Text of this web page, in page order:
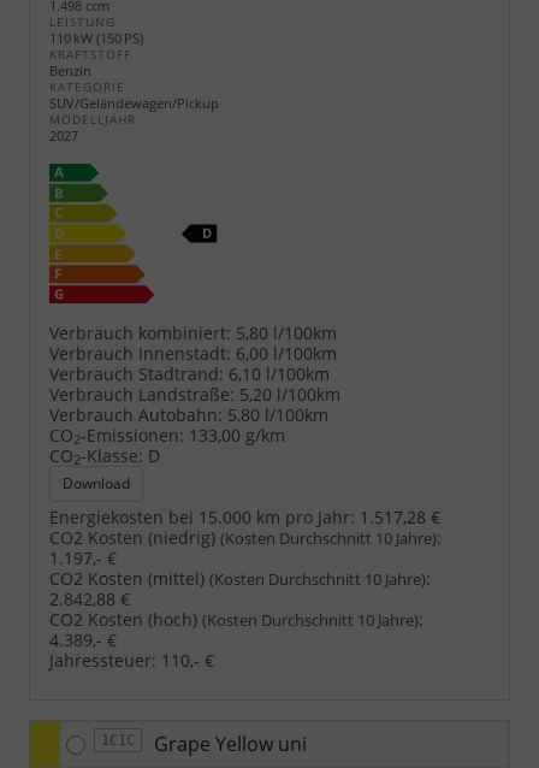
1.498 ccm
LEISTUNG
110 kW (150 PS)
KRAFTSTOFF
Benzin
KATEGORIE
SUV/Geländewagen/Pickup
MODELLJAHR
2027
Verbrauch kombiniert: 5,80 l/100km
Verbrauch Innenstadt: 6,00 l/100km
Verbrauch Stadtrand: 6,10 l/100km
Verbrauch Landstraße: 5,20 l/100km
Verbrauch Autobahn: 5,80 l/100km
CO2-Emissionen: 133,00 g/km
CO2-Klasse: D
Download
Energiekosten bei 15.000 km pro Jahr: 1.517,28 €
CO2 Kosten (niedrig) (Kosten Durchschnitt 10 Jahre):
1.197,- €
CO2 Kosten (mittel) (Kosten Durchschnitt 10 Jahre):
2.842,88 €
CO2 Kosten (hoch) (Kosten Durchschnitt 10 Jahre):
4.389,- €
Jahressteuer: 110,- €
1C1C Grape Yellow uni